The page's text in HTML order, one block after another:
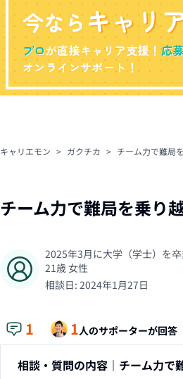
今ならキャリ
プロが直接キャリア支援！応
オンラインサポート！
キャリエモン > ガクチカ > チーム力で難局
チーム力で難局を乗り
2025年3月に大学（学士）を
21歳女性
相談日: 2024年1月27日
1 1人のサポーターが回答
相談・質問の内容｜ チーム力で